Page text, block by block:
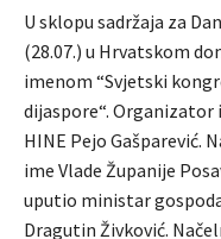
U sklopu sadržaja za
(28.07.) u Hrvatskom
imenom “Svjetski
dijaspore“.
HINE Pejo Gašparević.
ime Vlade Županije
uputio ministar
Dragutin Živković.